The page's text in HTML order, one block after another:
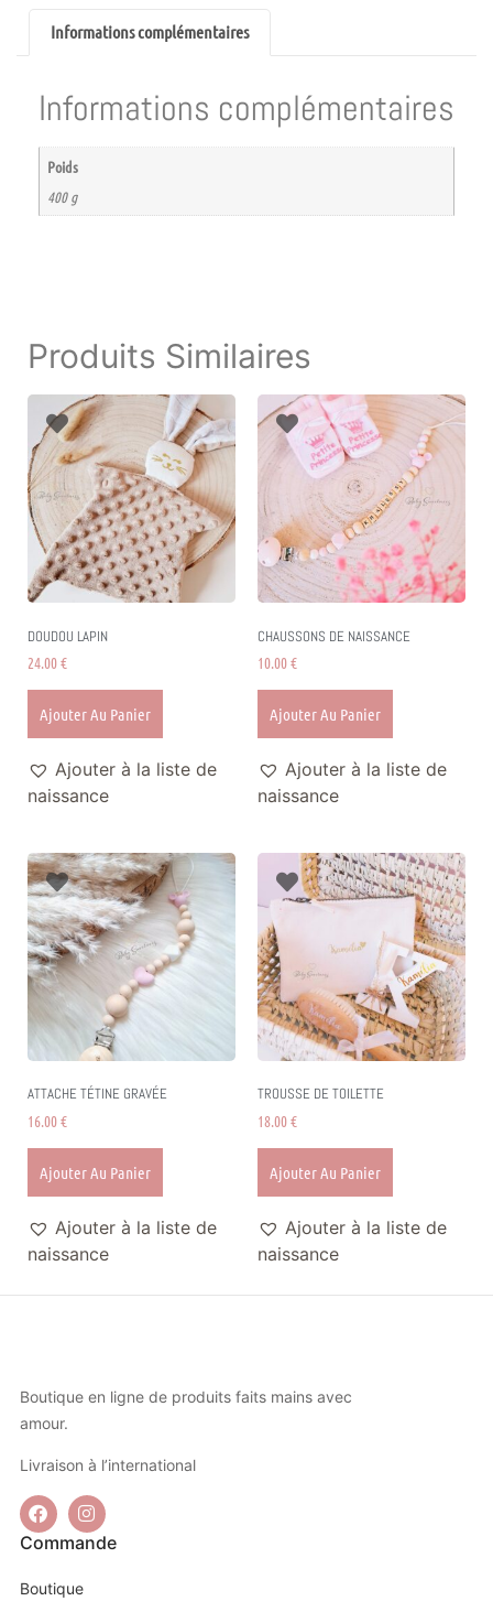
Informations complémentaires
Informations complémentaires
Poids
400 g
Produits Similaires
DOUDOU LAPIN
24.00€
Ajouter Au Panier
Ajouter à la liste de
naissance
CHAUSSONS DE NAISSANCE
10.00€
Ajouter Au Panier
Ajouter à la liste de
naissance
ATTACHE TÉTINE GRAVÉE
16.00€
Ajouter Au Panier
Ajouter à la liste de
naissance
TROUSSE DE TOILETTE
18.00€
Ajouter Au Panier
Ajouter à la liste de
naissance
Boutique en ligne de produits faits mains avec
amour.
Livraison à l’international
Commande
Boutique